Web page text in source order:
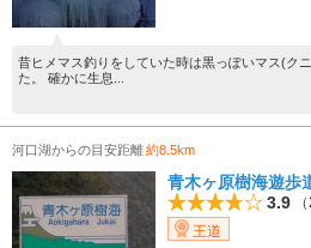
昔ヒメマス釣りをしていた時は黒っぽいマス(ク
た。 確かに生息...
河口湖からの目安距離約8.5km
青木ヶ原樹海遊歩
3.9
王道